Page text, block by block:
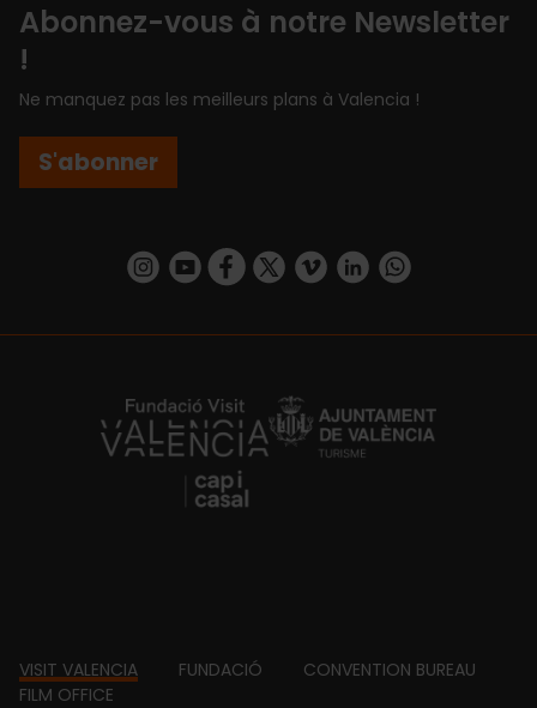
Abonnez-vous à notre Newsletter
!
Ne manquez pas les meilleurs plans à Valencia !
S'abonner
https://www.instagram.com/visit_valencia/
https://www.youtube.com/user/
https://www.facebook.com/
https://twitter.com/
https://vimeo.com/
https://www.linkedin.com/company/turismo-valencia/https://api.whatsapp.com/send/
https://fundacion.visitvalencia.com/
Footer
VISIT VALENCIA FUNDACIÓ
CONVENTION BUREAU
FILM OFFICE